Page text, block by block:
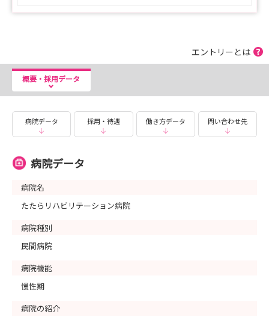
エントリーとは
概要・採用データ
病院データ 採用・待遇 働き方データ 問い合わせ先
病院データ
病院名
たたらリハビリテーション病院
病院種別
民間病院
病院機能
慢性期
病院の紹介